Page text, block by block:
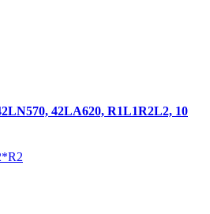
42LA620, R1L1R2L2, 10